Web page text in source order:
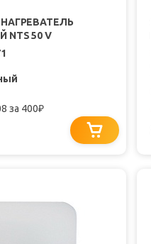
50 V
за 400₽